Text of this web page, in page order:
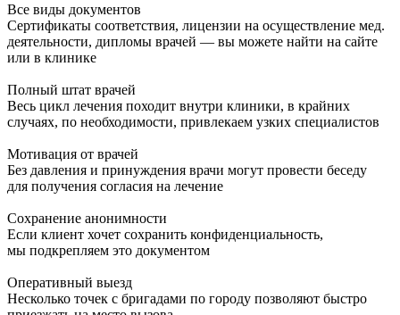
Все виды документов
Сертификаты соответствия, лицензии на осуществление мед.
деятельности, дипломы врачей — вы можете найти на сайте
или в клинике
Полный штат врачей
Весь цикл лечения походит внутри клиники, в крайних
случаях, по необходимости, привлекаем узких специалистов
Мотивация от врачей
Без давления и принуждения врачи могут провести беседу
для получения согласия на лечение
Сохранение анонимности
Если клиент хочет сохранить конфиденциальность,
мы подкрепляем это документом
Оперативный выезд
Несколько точек с бригадами по городу позволяют быстро